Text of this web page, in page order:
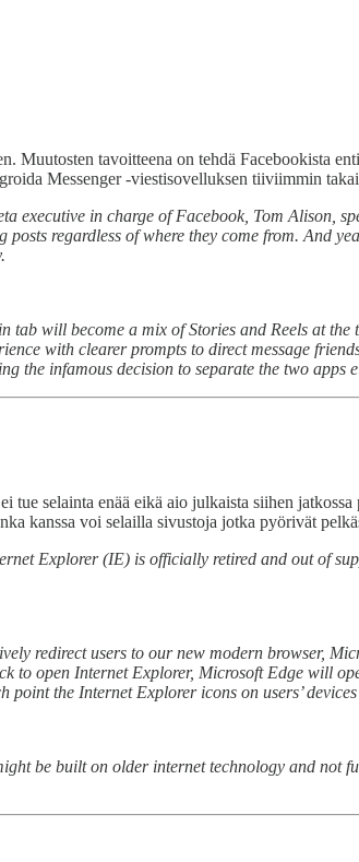
Muutosten tavoitteena on tehdä Facebookista
Messenger -viestisovelluksen tiiviimmin
executive in charge of Facebook, Tom Alison,
regardless of where they come from. And
will become a mix of Stories and Reels at
with clearer prompts to direct message
the infamous decision to separate the two apps
selainta enää eikä aio julkaista siihen
kanssa voi selailla sivustoja jotka pyörivät
Explorer (IE) is officially retired and out of
redirect users to our new modern browser,
to open Internet Explorer, Microsoft Edge will
the Internet Explorer icons on users’
be built on older internet technology and not